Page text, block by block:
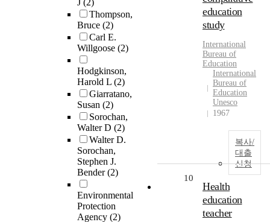
J (2)
Thompson,
Bruce (2)
Carl E.
Willgoose (2)
Hodgkinson,
Harold L (2)
Giarratano,
Susan (2)
Sorochan,
Walter D (2)
Walter D.
Sorochan,
Stephen J.
Bender(2)
Environmental
Protection
Agency (2)
education
study
International
Bureau of
Education
International
Bureau of
Education
Unesco
1967
복사/
대출
신청
10
Health
education
teacher